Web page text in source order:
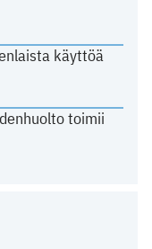
käyttöä
toimii